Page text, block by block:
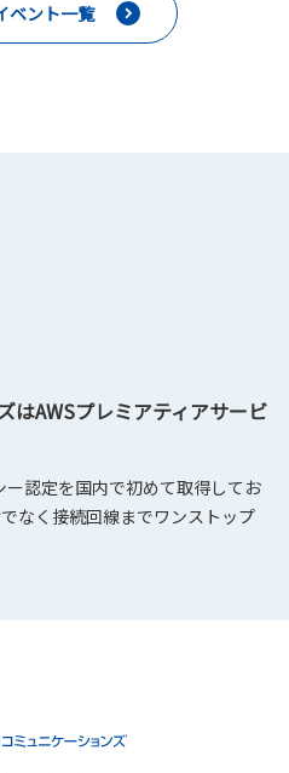
ベント一覧
はAWSプレミアティアサービ
認定を国内で初めて取得してお
なく接続回線までワンストップ